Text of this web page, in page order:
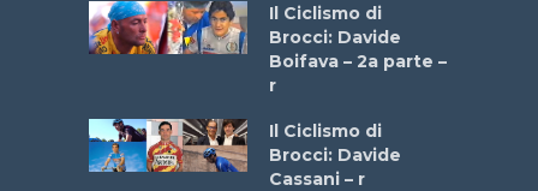
Il Ciclismo di
Brocci: Davide
Boifava – 2a parte –
r
Il Ciclismo di
Brocci: Davide
Cassani – r